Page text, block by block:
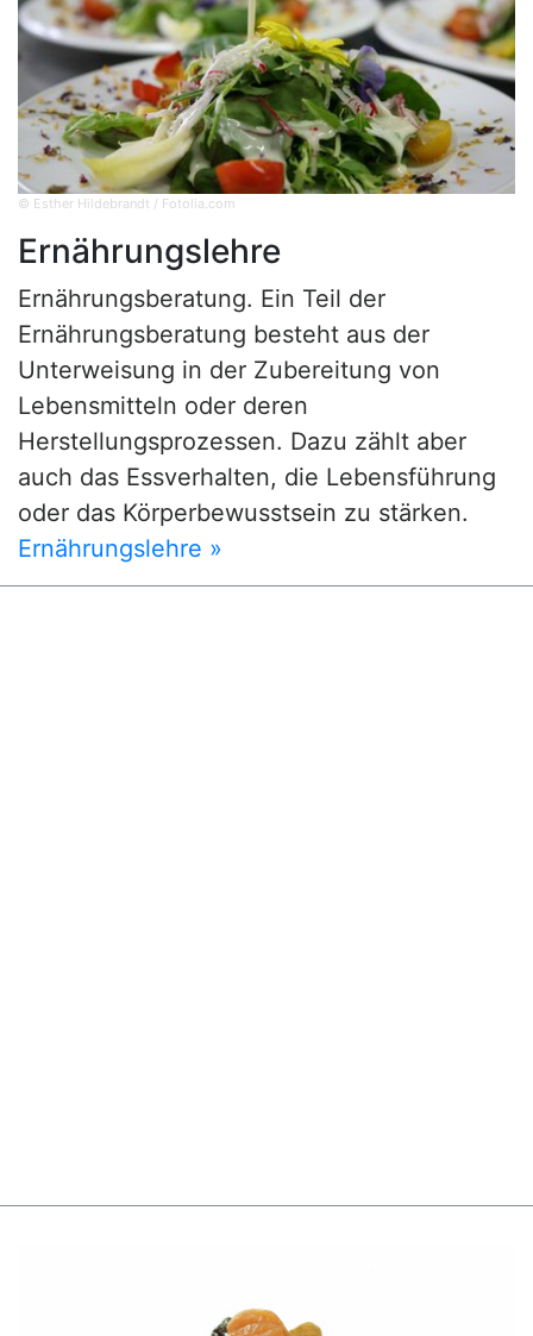
© Esther Hildebrandt / Fotolia.com
Ernährungslehre
Ernährungsberatung. Ein Teil der
Ernährungsberatung besteht aus der
Unterweisung in der Zubereitung von
Lebensmitteln oder deren
Herstellungsprozessen. Dazu zählt aber
auch das Essverhalten, die Lebensführung
oder das Körperbewusstsein zu stärken.
Ernährungslehre »